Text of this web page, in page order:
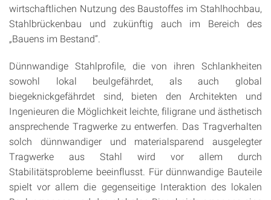
wirtschaftlichen Nutzung des Baustoffes im Stahlhochbau,
Stahlbrückenbau und zukünftig auch im Bereich des
„Bauens im Bestand“.
Dünnwandige Stahlprofile, die von ihren Schlankheiten
sowohl lokal beulgefährdet, als auch global
biegeknickgefährdet sind, bieten den Architekten und
Ingenieuren die Möglichkeit leichte, filigrane und ästhetisch
ansprechende Tragwerke zu entwerfen. Das Tragverhalten
solch dünnwandiger und materialsparend ausgelegter
Tragwerke aus Stahl wird vor allem durch
Stabilitätsprobleme beeinflusst. Für dünnwandige Bauteile
spielt vor allem die gegenseitige Interaktion des lokalen